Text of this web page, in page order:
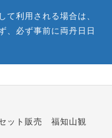
利用される場合は、
、必ず事前に両丹日日
ット販売 福知山観